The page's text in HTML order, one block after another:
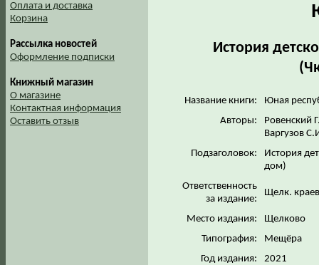
Оплата и доставка
Корзина
Рассылка новостей
Оформление подписки
Книжный магазин
О магазине
Контактная информация
Оставить отзыв
История
Название книги:
Юная
Авторы:
Ровенский
Варгузов
Подзаголовок:
История
дом)
Ответственность
за издание:
Щелк.
Место издания:
Щелково
Типография:
Мещёра
Год издания:
2021